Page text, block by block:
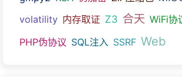
volatility 内存取证 Z3 合天 WiFi协
PHP伪协议 SQL注入 SSRF Web